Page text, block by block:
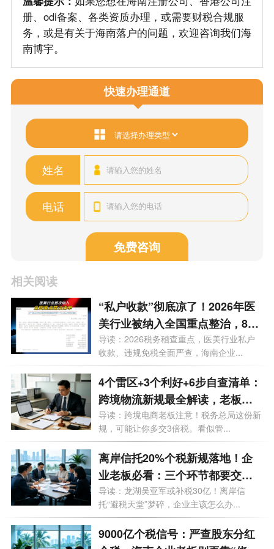
册、odi备案、各类资质办理，或需要财税合规服
务，或是有关于海南落户的问题，欢迎咨询我们海
南博宇。
快速办理通道
姓名
电话
免费咨询
相关阅读
“私户收款”彻底凉了！2026年医
美行业被纳入全国重点整治，840
万罚单砸向上市公司，海南老板
务必自查这3条红线
导读：2026税务稽查重点，医美行业私户
收款、违规免税全面严查，海南企业...
4个雷区+3个利好+6步自查清单：
跨境物流新规最全解读，老板必
存
导读：跨境电商老板注意！税务总局这份新
规，可能让你多交3倍税。看似管...
离岸信托20%个税新规落地！企
业老板必看：三个环节都要交
税，90天窗口期怎么补？
导读：龙湖吴亚军或补税30亿！离岸信
托“避税天堂”梦碎，企业主该怎么办...
9000亿个税信号：严查股东分红